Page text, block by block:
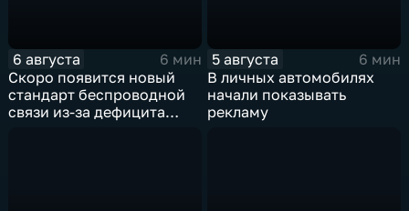
6 августа
6 мин
Скоро появится новый
стандарт беспроводной
связи из-за дефицита
5 августа
6 мин
В личных автомобилях
начали показывать
рекламу